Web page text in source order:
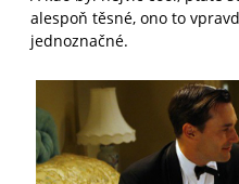
alespoň těsné, ono to
jednoznačné.